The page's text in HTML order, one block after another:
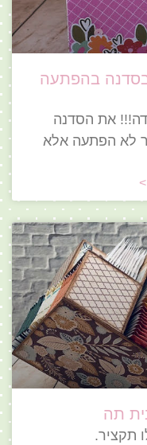
בהפתעה
את הסדנה
תה
תקציר.